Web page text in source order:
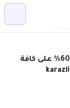
قسيمة تخفيض كرز لنن تصل إلى 60% على كافة